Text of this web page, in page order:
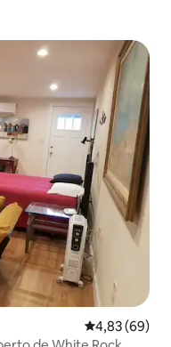
4,83 de uma
4,83 (69)